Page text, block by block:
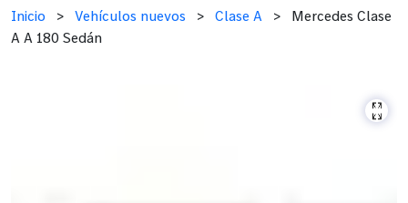
Inicio > Vehículos nuevos > Clase A >
Mercedes Clase
A A 180 Sedán